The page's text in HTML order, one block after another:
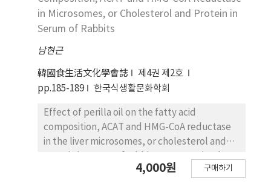
contents of histidine from free amino acids
were 23.62% in fruits, 22.37% in endocarps,
in Microsomes, or Cholesterol and Protein in
Serum of Rabbits
남현근
韓國食生活文化學會誌
제4권 제2호
pp.185-189
한국식생활문화학회
Effect of perilla oil on the fatty acid
composition, ACAT and HMG-CoA reductase
in the liver microsomes, or cholesterol and
The content of total protein in serum was
4,000원 구매하기